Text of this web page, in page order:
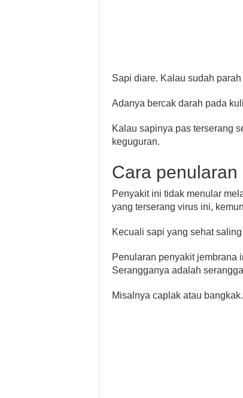
Sapi diare. Kalau sudah
Adanya bercak darah pada
Kalau sapinya pas terserang
keguguran.
Cara
Penyakit ini tidak menular
yang terserang virus ini,
Kecuali sapi yang sehat
Penularan penyakit jembrana
Serangganya adalah
Misalnya caplak atau bangkak.